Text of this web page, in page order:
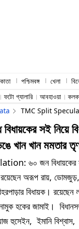
পশ্চিমবঙ্গ খেলা
ফটো গ্যালারি আবহাওয়া
TMC Split
সই নিয়ে
খান খান মমতার
৬০ জন বিধায়কের
অরূপ রায়,
বিধায়ক। রয়েছেন
হকের জামাই।
হুসেইন, ইমানি